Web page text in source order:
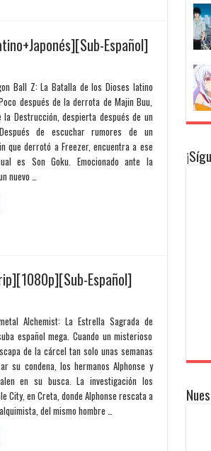
Español]
Ball Z: La Batalla de los Dioses latino
después de la derrota de Majin Buu,
Destrucción, despierta después de un
de escuchar rumores de un
que derrotó a Freezer, encuentra a ese
es Son Goku. Emocionado ante la
nuevo …
Español]
Alchemist: La Estrella Sagrada de
español mega. Cuando un misterioso
de la cárcel tan solo unas semanas
su condena, los hermanos Alphonse y
en su busca. La investigación los
City, en Creta, donde Alphonse rescata a
del mismo hombre …